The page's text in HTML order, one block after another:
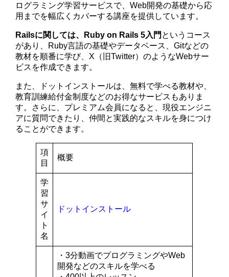
ログラミング学習サービスで、Web開発の基礎から応
用までを幅広くカバーする講座を提供しています。
Railsに関しては、Ruby on Rails 5入門 というコース
があり、Ruby言語の基礎やデータベース、Gitなどの
教材を順番に学び、X（旧Twitter）のようなWebサー
ビスを作成できます。
また、ドットインストールは、無料で学べる教材や、
教育訓練給付金制度などのお得なサービスもありま
す。さらに、プレミアム会員になると、現役エンジニ
アに質問できたり、仲間と実践的なスキルを身につけ
ることができます。
項
目
概要
学
習
サ
イ
ト
名
ドットインストール
・3分動画でプログラミングやWeb
開発などのスキルを学べる